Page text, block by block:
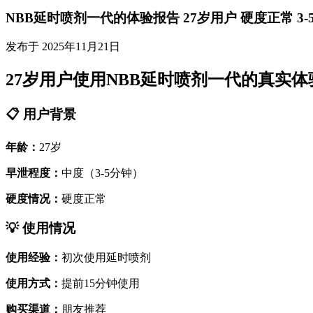
NBB延时喷剂一代的体验报告 27岁用户 硬度正常 3-
发布于 2025年11月21日
27岁用户使用NBB延时喷剂一代的真实体
📋 用户背景
年龄： 27岁
早泄程度： 中度（3-5分钟）
硬度情况： 硬度正常
💡 使用情况
使用经验： 初次使用延时喷剂
使用方式： 提前15分钟使用
购买渠道： 朋友推荐